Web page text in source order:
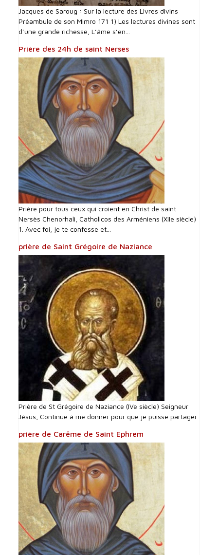
Jacques de Saroug : Sur la lecture des Livres divins
Préambule de son Mimro 171 1) Les lectures divines sont
d’une grande richesse, L’âme s’en...
Prière des 24h de saint Nerses
Prière pour tous ceux qui croient en Christ de saint
Nersès Chenorhali, Catholicos des Arméniens (XIIe siècle)
1. Avec foi, je te confesse et...
prière de Saint Grégoire de Naziance
Prière de St Grégoire de Naziance (IVe siècle) Seigneur
Jésus, Continue à me donner pour que je puisse partager
prière de Carême de Saint Ephrem